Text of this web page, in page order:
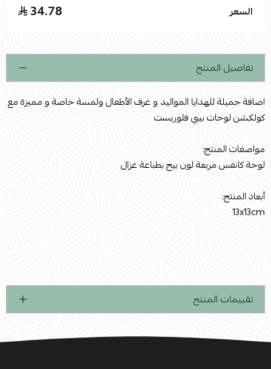
السعر 34.78
تفاصيل المنتج
اضافة جميلة للهدايا المواليد و غرف الأطفال ولمسة خاصة و مميزة مع
كولكشن لوحات بيبي فلوريست
مواصفات المنتج:
لوحة كانفس مربعة لون بيج بطباعة غزال
أبعاد المنتج:
13x13cm
تقييمات المنتج